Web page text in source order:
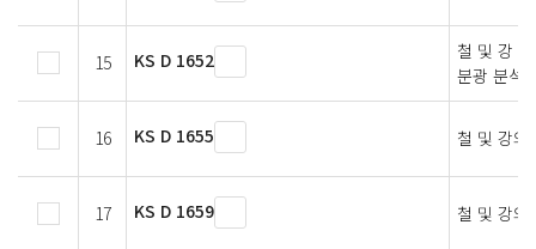
15 KS D 1652
철 및 강 —
분광 분석
16 KS D 1655 철 및 강의
17 KS D 1659 철 및 강의